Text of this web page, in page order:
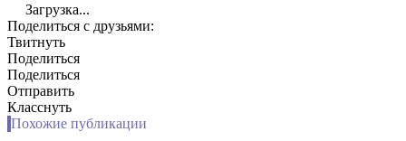
Загрузка...
Поделиться с друзьями:
Твитнуть
Поделиться
Поделиться
Отправить
Класснуть
Похожие публикации